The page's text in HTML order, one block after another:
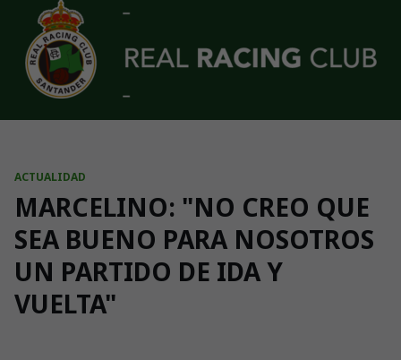
Skip to main content
ACTUALIDAD
MARCELINO: "NO CREO QUE
SEA BUENO PARA NOSOTROS
UN PARTIDO DE IDA Y
VUELTA"